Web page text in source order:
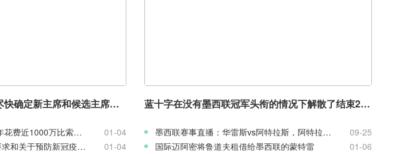
蓝十字被墨超联盟要求尽快确定新主席和候选主席，完成注册程序。
墨西联：联赛将在2022年花费近1000万比索进行核酸检测
01-04
墨西联重新安排比赛的要求和关于预防新冠疫情的指导方针
01-04
蓝十字在没有墨西联冠军头衔的情况下解散了结束23年干旱的球队
墨西联赛事直播：华雷斯vs阿特拉斯，阿特拉斯战斗力不佳
09-25
国际迈阿密将鲁道夫租借给墨西联的蒙特雷
01-06